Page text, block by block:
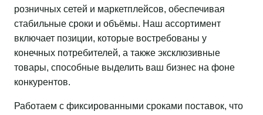
розничных сетей и маркетплейсов, обеспечивая
стабильные сроки и объёмы. Наш ассортимент
включает позиции, которые востребованы у
конечных потребителей, а также эксклюзивные
товары, способные выделить ваш бизнес на фоне
конкурентов.
Работаем с фиксированными сроками поставок, что